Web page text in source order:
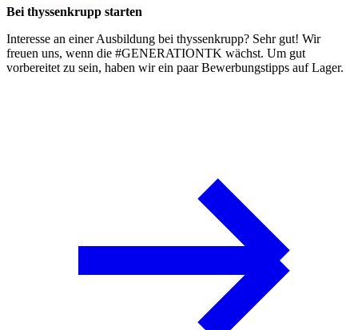
Bei thyssenkrupp starten
Interesse an einer Ausbildung bei thyssenkrupp? Sehr gut! Wir
freuen uns, wenn die #GENERATIONTK wächst. Um gut
vorbereitet zu sein, haben wir ein paar Bewerbungstipps auf Lager.